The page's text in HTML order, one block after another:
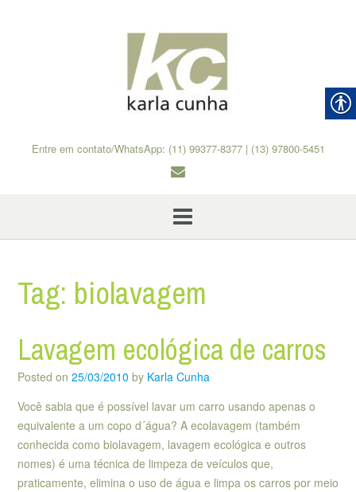
Entre em contato/WhatsApp: (11) 99377-8377 | (13) 97800-5451
Tag: biolavagem
Lavagem ecológica de carros
Posted on 25/03/2010 by Karla Cunha
Você sabia que é possível lavar um carro usando apenas o
equivalente a um copo d´água? A ecolavagem (também
conhecida como biolavagem, lavagem ecológica e outros
nomes) é uma técnica de limpeza de veículos que,
praticamente, elimina o uso de água e limpa os carros por meio